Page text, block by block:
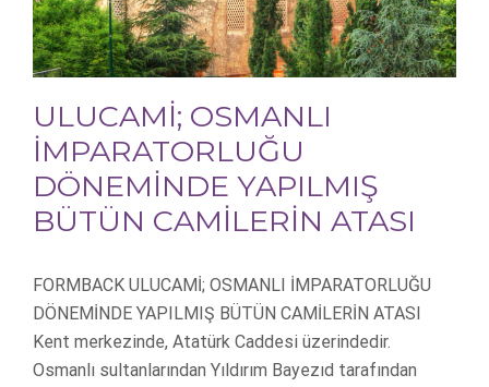
ULUCAMİ; OSMANLI
İMPARATORLUĞU
DÖNEMİNDE YAPILMIŞ
BÜTÜN CAMİLERİN ATASI
FORMBACK ULUCAMİ; OSMANLI İMPARATORLUĞU
DÖNEMİNDE YAPILMIŞ BÜTÜN CAMİLERİN ATASI
Kent merkezinde, Atatürk Caddesi üzerindedir.
Osmanlı sultanlarından Yıldırım Bayezıd tarafından